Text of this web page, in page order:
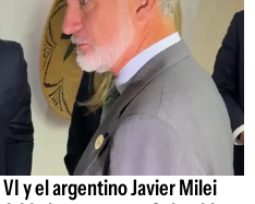
y el argentino Javier Milei